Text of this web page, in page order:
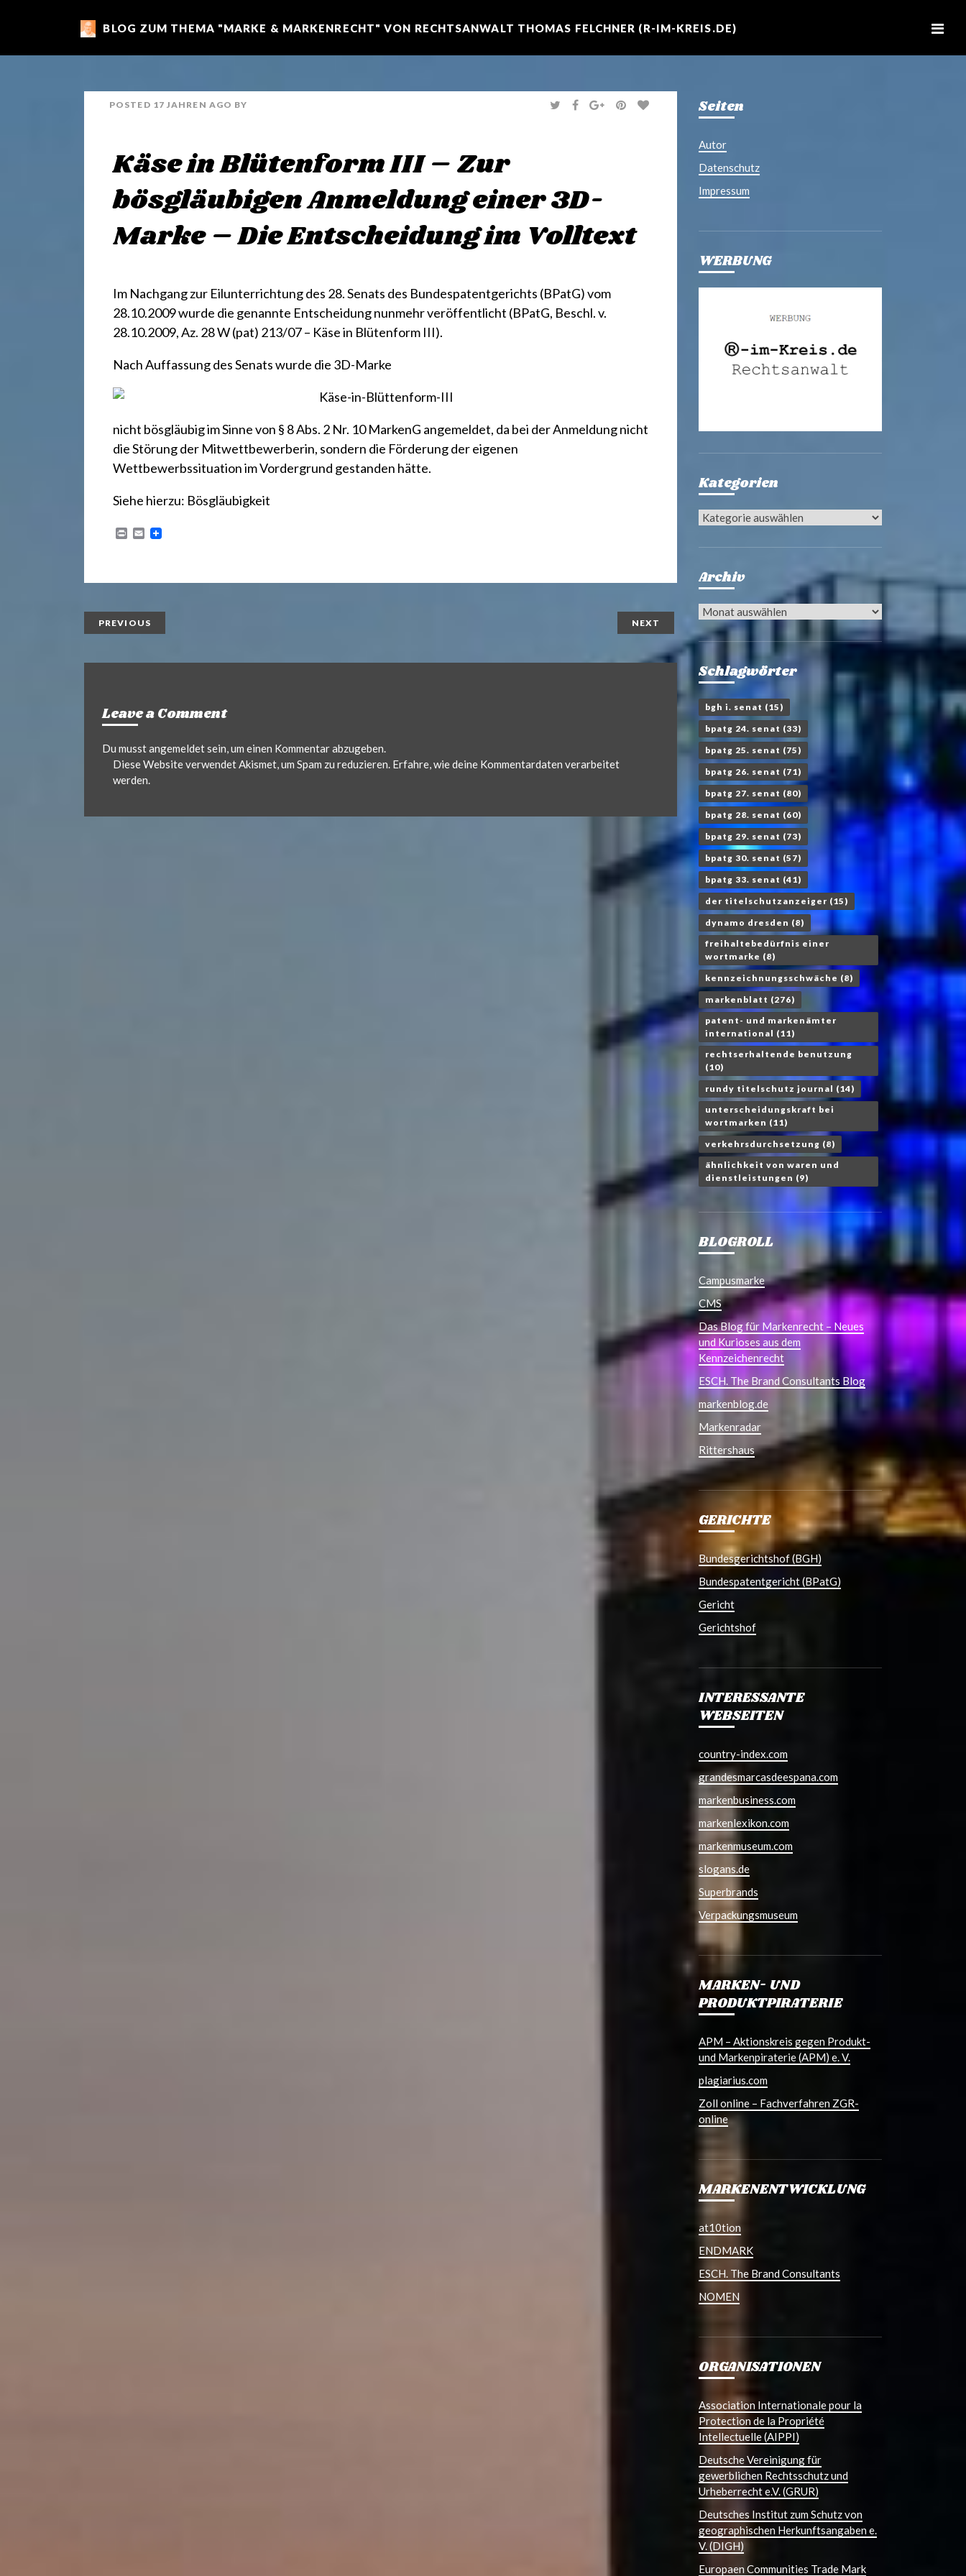
m
a
4
.
BLOG ZUM THEMA "MARKE & MARKENRECHT" VON RECHTSANWALT THOMAS FELCHNER (R-IM-KREIS.DE)
POSTED 17 JAHREN AGO BY
T
W
F
A
G
O
P
I
Käse in Blütenform III – Zur
bösgläubigen Anmeldung einer 3D-
Marke – Die Entscheidung im Volltext
Im Nachgang zur Eilunterrichtung des 28. Senats des Bundespatentgerichts (BPatG)vom
28.10.2009 wurde die genannte Entscheidung nunmehr veröffentlicht (BPatG, Beschl. v.
28.10.2009, Az. 28 W (pat) 213/07 – Käse in Blütenform III).
Nach Auffassung des Senats wurde die 3D-Marke
nicht bösgläubig im Sinne von § 8 Abs. 2 Nr. 10 MarkenG angemeldet, da bei der Anmeldung nicht
die Störung der Mitwettbewerberin, sondern die Förderung der eigenen
Wettbewerbssituation im Vordergrund gestanden hätte.
Siehe hierzu: Bösgläubigkeit
E
PREVIOUS NEXT
Leave a Comment
Du musstangemeldetsein, um einen Kommentar abzugeben.
Diese Website verwendet Akismet, um Spam zu reduzieren. Erfahre, wie deine Kommentardaten verarbeitet
werden.
Seiten
Autor
Datenschutz
Impressum
WERBUNG
Kategorien
Kategorien
Archiv
Archiv
Schlagwörter
bgh i. senat (15)
bpatg 24. senat (33)
bpatg 25. senat (75)
bpatg 26. senat (71)
bpatg 27. senat (80)
bpatg 28. senat (60)
bpatg 29. senat (73)
bpatg 30. senat (57)
bpatg 33. senat (41)
der titelschutzanzeiger (15)
dynamo dresden (8)
freihaltebedürfnis einer
wortmarke (8)
kennzeichnungsschwäche (8)
markenblatt (276)
patent- und markenämter
international (11)
rechtserhaltende benutzung
(10)
rundy titelschutz journal (14)
unterscheidungskraft bei
wortmarken (11)
verkehrsdurchsetzung (8)
ähnlichkeit von waren und
dienstleistungen (9)
BLOGROLL
Campusmarke
CMS
Das Blog für Markenrecht – Neues
und Kurioses aus dem
Kennzeichenrecht
ESCH. The Brand Consultants Blog
markenblog.de
Markenradar
Rittershaus
GERICHTE
Bundesgerichtshof (BGH)
Bundespatentgericht (BPatG)
Gericht
Gerichtshof
INTERESSANTE
WEBSEITEN
country-index.com
grandesmarcasdeespana.com
markenbusiness.com
markenlexikon.com
markenmuseum.com
slogans.de
Superbrands
Verpackungsmuseum
MARKEN- UND
PRODUKTPIRATERIE
APM – Aktionskreis gegen Produkt-
und Markenpiraterie (APM) e. V.
plagiarius.com
Zoll online – Fachverfahren ZGR-
online
MARKENENTWICKLUNG
at10tion
ENDMARK
ESCH. The Brand Consultants
NOMEN
ORGANISATIONEN
Association Internationale pour la
Protection de la Propriété
Intellectuelle (AIPPI)
Deutsche Vereinigung für
gewerblichen Rechtsschutz und
Urheberrecht e.V. (GRUR)
Deutsches Institut zum Schutz von
geographischen Herkunftsangaben e.
V. (DIGH)
Europaen Communities Trade Mark